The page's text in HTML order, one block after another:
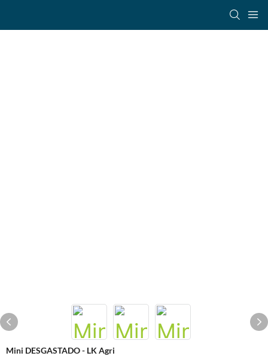
Mini DESGASTADO - LK Agri